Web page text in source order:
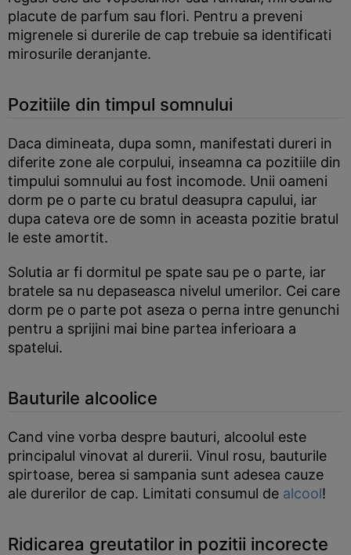
placute de parfum sau flori. Pentru a preveni
migrenele si durerile de cap trebuie sa identificati
mirosurile deranjante.
Pozitiile din timpul somnului
Daca dimineata, dupa somn, manifestati dureri in
diferite zone ale corpului, inseamna ca pozitiile din
timpului somnului au fost incomode. Unii oameni
dorm pe o parte cu bratul deasupra capului, iar
dupa cateva ore de somn in aceasta pozitie bratul
le este amortit.
Solutia ar fi dormitul pe spate sau pe o parte, iar
bratele sa nu depaseasca nivelul umerilor. Cei care
dorm pe o parte pot aseza o perna intre genunchi
pentru a sprijini mai bine partea inferioara a
spatelui.
Bauturile alcoolice
Cand vine vorba despre bauturi, alcoolul este
principalul vinovat al durerii. Vinul rosu, bauturile
spirtoase, berea si sampania sunt adesea cauze
ale durerilor de cap. Limitati consumul de alcool!
Ridicarea greutatilor in pozitii incorecte